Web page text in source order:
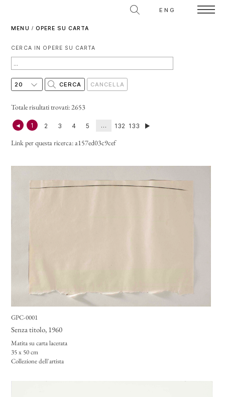
ENG
MENU / OPERE SU CARTA
CERCA IN OPERE SU CARTA
Totale risultati trovati: 2653
◄ 1 2 3 4 5 … 132 133 ►
Link per questa ricerca:a157ed03c9cef
GPC-0001
Senza titolo, 1960
Matita su carta lacerata
35 x 50 cm
Collezione dell'artista